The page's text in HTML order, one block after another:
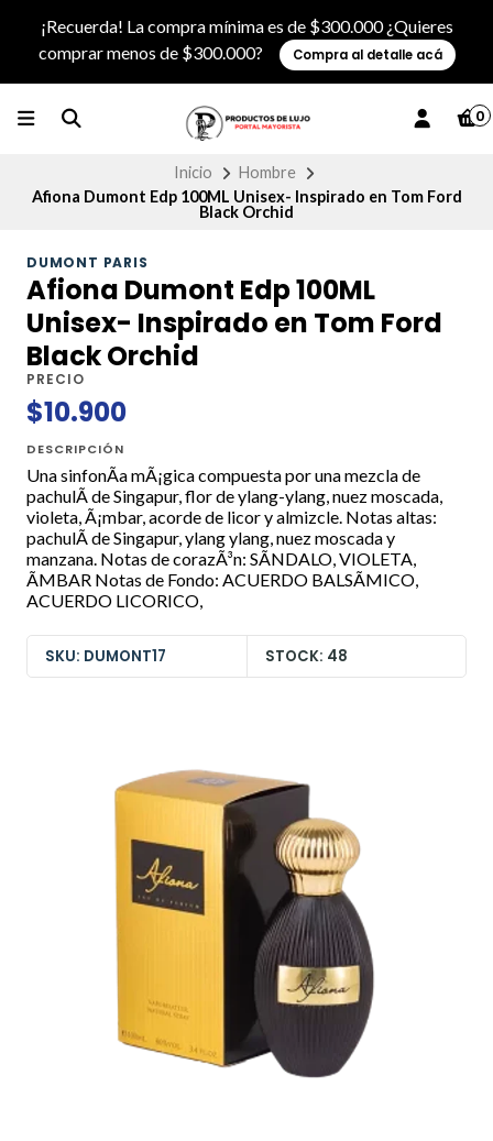
¡Recuerda! La compra mínima es de $300.000 ¿Quieres
comprar menos de $300.000?
Compra al detalle acá
0
Inicio
Hombre
Afiona Dumont Edp 100ML Unisex- Inspirado en Tom Ford
Black Orchid
DUMONT PARIS
Afiona Dumont Edp 100ML
Unisex- Inspirado en Tom Ford
Black Orchid
PRECIO
$10.900
DESCRIPCIÓN
Una sinfonÃ­a mÃ¡gica compuesta por una mezcla de
pachulÃ­ de Singapur, flor de ylang-ylang, nuez moscada,
violeta, Ã¡mbar, acorde de licor y almizcle. Notas altas:
pachulÃ­ de Singapur, ylang ylang, nuez moscada y
manzana. Notas de corazÃ³n: SÃNDALO, VIOLETA,
ÃMBAR Notas de Fondo: ACUERDO BALSÃMICO,
ACUERDO LICORICO,
SKU: DUMONT17 STOCK: 48